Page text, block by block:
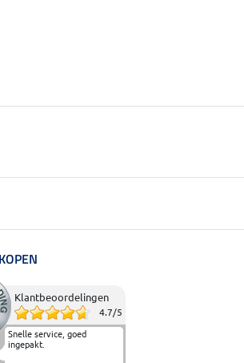
Klantbeoordelingen
4.7/5
Snelle service, goed
ingepakt.